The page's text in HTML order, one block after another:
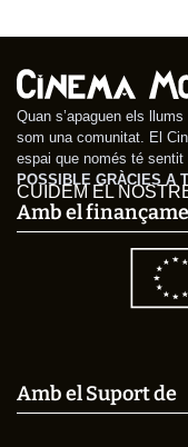
Quan s’apaguen els
som una comunitat. El
espai que només té
POSSIBLE GRÀCIES A
CUIDEM EL
Amb el
Amb el Suport de